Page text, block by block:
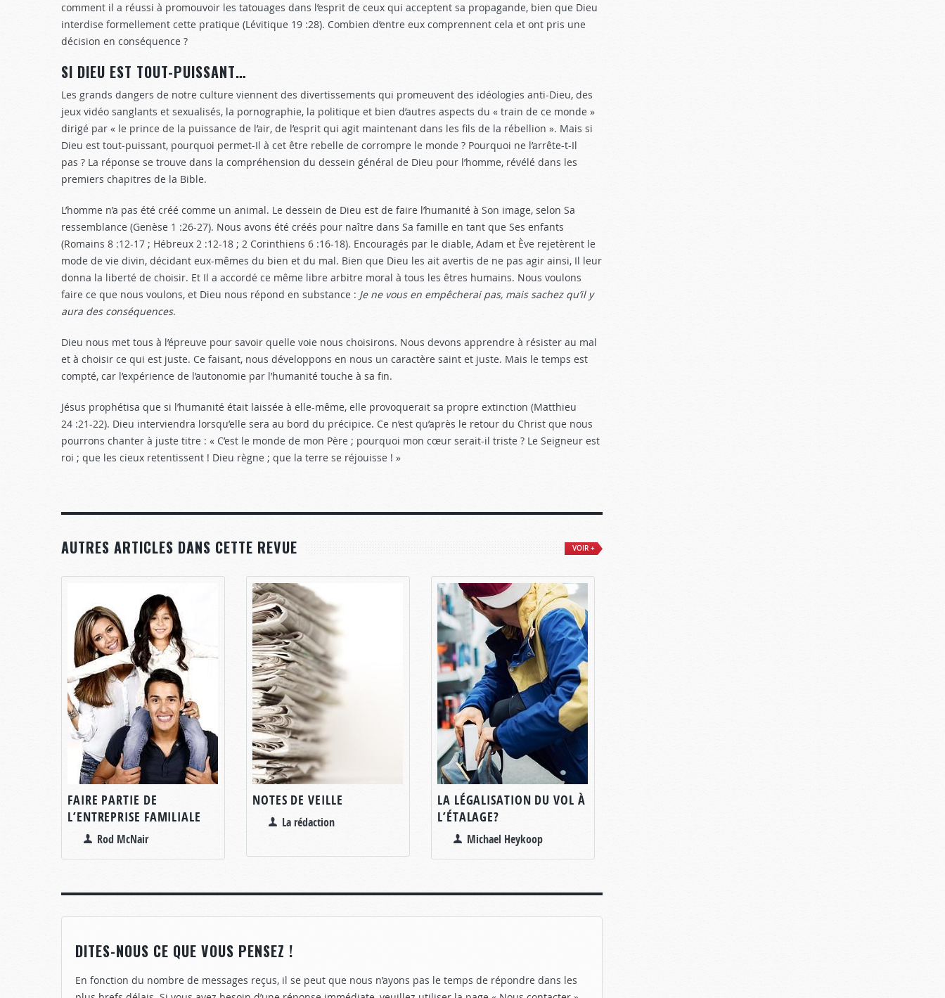
comment il a réussi à promouvoir les tatouages dans l’esprit de ceux qui acceptent sa propagande, bien que Dieu
interdise formellement cette pratique (Lévitique 19 :28). Combien d’entre eux comprennent cela et ont pris une
décision en conséquence ?
SI DIEU EST TOUT-PUISSANT…
Les grands dangers de notre culture viennent des divertissements qui promeuvent des idéologies anti-Dieu, des
jeux vidéo sanglants et sexualisés, la pornographie, la politique et bien d’autres aspects du « train de ce monde »
dirigé par « le prince de la puissance de l’air, de l’esprit qui agit maintenant dans les fils de la rébellion ». Mais si
Dieu est tout-puissant, pourquoi permet-Il à cet être rebelle de corrompre le monde ? Pourquoi ne l’arrête-t-Il
pas ? La réponse se trouve dans la compréhension du dessein général de Dieu pour l’homme, révélé dans les
premiers chapitres de la Bible.
L’homme n’a pas été créé comme un animal. Le dessein de Dieu est de faire l’humanité à Son image, selon Sa
ressemblance (Genèse 1 :26-27). Nous avons été créés pour naître dans Sa famille en tant que Ses enfants
(Romains 8 :12-17 ; Hébreux 2 :12-18 ; 2 Corinthiens 6 :16-18). Encouragés par le diable, Adam et Ève rejetèrent le
mode de vie divin, décidant eux-mêmes du bien et du mal. Bien que Dieu les ait avertis de ne pas agir ainsi, Il leur
donna la liberté de choisir. Et Il a accordé ce même libre arbitre moral à tous les êtres humains. Nous voulons
faire ce que nous voulons, et Dieu nous répond en substance : Je ne vous en empêcherai pas, mais sachez qu’il y
aura des conséquences.
Dieu nous met tous à l’épreuve pour savoir quelle voie nous choisirons. Nous devons apprendre à résister au mal
et à choisir ce qui est juste. Ce faisant, nous développons en nous un caractère saint et juste. Mais le temps est
compté, car l’expérience de l’autonomie par l’humanité touche à sa fin.
Jésus prophétisa que si l’humanité était laissée à elle-même, elle provoquerait sa propre extinction (Matthieu
24 :21-22). Dieu interviendra lorsqu’elle sera au bord du précipice. Ce n’est qu’après le retour du Christ que nous
pourrons chanter à juste titre : « C’est le monde de mon Père ; pourquoi mon cœur serait-il triste ? Le Seigneur est
roi ; que les cieux retentissent ! Dieu règne ; que la terre se réjouisse ! »
AUTRES ARTICLES DANS CETTE REVUE VOIR +
FAIRE PARTIE DE
L’ENTREPRISE FAMILIALE
Rod McNair
NOTES DE VEILLE
La rédaction
LA LÉGALISATION DU VOL À
L’ÉTALAGE?
Michael Heykoop
DITES-NOUS CE QUE VOUS PENSEZ !
En fonction du nombre de messages reçus, il se peut que nous n’ayons pas le temps de répondre dans les